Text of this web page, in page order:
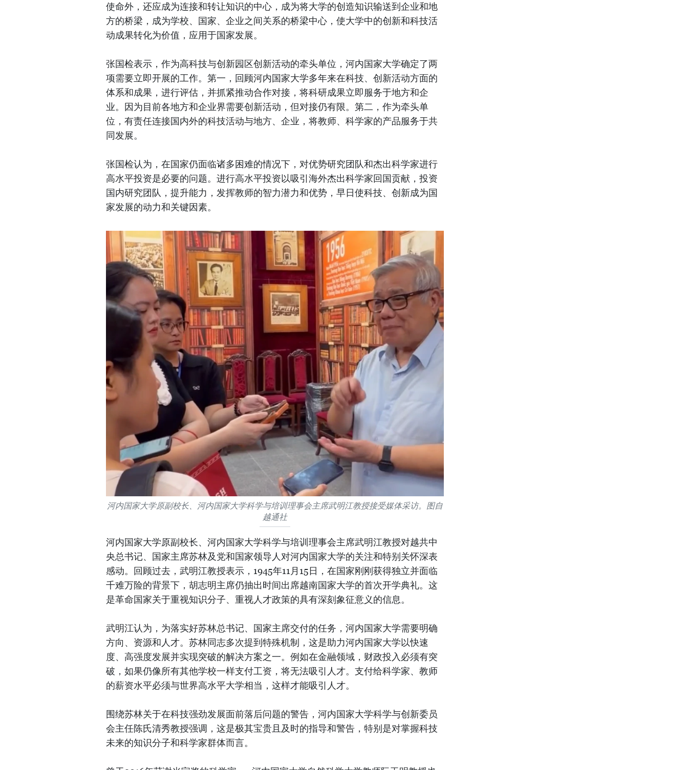
使命外，还应成为连接和转让知识的中心，成为将大学的创造知识输送到企业和地
方的桥梁，成为学校、国家、企业之间关系的桥梁中心，使大学中的创新和科技活
动成果转化为价值，应用于国家发展。
张国检表示，作为高科技与创新园区创新活动的牵头单位，河内国家大学确定了两
项需要立即开展的工作。第一，回顾河内国家大学多年来在科技、创新活动方面的
体系和成果，进行评估，并抓紧推动合作对接，将科研成果立即服务于地方和企
业。因为目前各地方和企业界需要创新活动，但对接仍有限。第二，作为牵头单
位，有责任连接国内外的科技活动与地方、企业，将教师、科学家的产品服务于共
同发展。
张国检认为，在国家仍面临诸多困难的情况下，对优势研究团队和杰出科学家进行
高水平投资是必要的问题。进行高水平投资以吸引海外杰出科学家回国贡献，投资
国内研究团队，提升能力，发挥教师的智力潜力和优势，早日使科技、创新成为国
家发展的动力和关键因素。
河内国家大学原副校长、河内国家大学科学与培训理事会主席武明江教授接受媒体采访。图自
越通社
河内国家大学原副校长、河内国家大学科学与培训理事会主席武明江教授对越共中
央总书记、国家主席苏林及党和国家领导人对河内国家大学的关注和特别关怀深表
感动。回顾过去，武明江教授表示，1945年11月15日，在国家刚刚获得独立并面临
千难万险的背景下，胡志明主席仍抽出时间出席越南国家大学的首次开学典礼。这
是革命国家关于重视知识分子、重视人才政策的具有深刻象征意义的信息。
武明江认为，为落实好苏林总书记、国家主席交付的任务，河内国家大学需要明确
方向、资源和人才。苏林同志多次提到特殊机制，这是助力河内国家大学以快速
度、高强度发展并实现突破的解决方案之一。例如在金融领域，财政投入必须有突
破，如果仍像所有其他学校一样支付工资，将无法吸引人才。支付给科学家、教师
的薪资水平必须与世界高水平大学相当，这样才能吸引人才。
围绕苏林关于在科技强劲发展面前落后问题的警告，河内国家大学科学与创新委员
会主任陈氏清秀教授强调，这是极其宝贵且及时的指导和警告，特别是对掌握科技
未来的知识分子和科学家群体而言。